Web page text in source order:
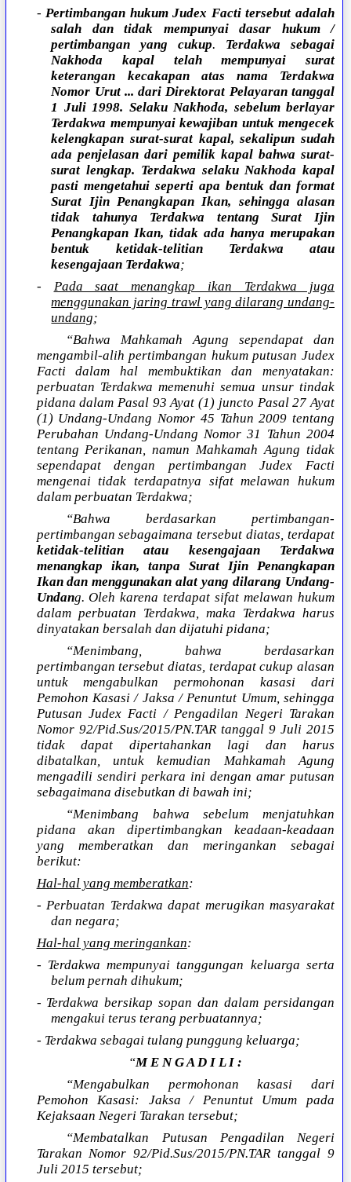
-Pertimbangan hukum Judex Facti tersebut adalah
salah dan tidak mempunyai dasar hukum /
pertimbangan yang cukup. Terdakwa sebagai
Nakhoda kapal telah mempunyai surat
keterangan kecakapan atas nama Terdakwa
Nomor Urut ... dari Direktorat Pelayaran tanggal
1 Juli 1998. Selaku Nakhoda, sebelum berlayar
Terdakwa mempunyai kewajiban untuk mengecek
kelengkapan surat-surat kapal, sekalipun sudah
ada penjelasan dari pemilik kapal bahwa surat-
surat lengkap. Terdakwa selaku Nakhoda kapal
pasti mengetahui seperti apa bentuk dan format
Surat Ijin Penangkapan Ikan, sehingga alasan
tidak tahunya Terdakwa tentang Surat Ijin
Penangkapan Ikan, tidak ada hanya merupakan
bentuk ketidak-telitian Terdakwa atau
kesengajaan Terdakwa;
- Pada saat menangkap ikan Terdakwa juga
menggunakan jaring trawl yang dilarang undang-
undang;
“Bahwa Mahkamah Agung sependapat dan
mengambil-alih pertimbangan hukum putusan Judex
Facti dalam hal membuktikan dan menyatakan:
perbuatan Terdakwa memenuhi semua unsur tindak
pidana dalam Pasal 93 Ayat (1) juncto Pasal 27 Ayat
(1) Undang-Undang Nomor 45 Tahun 2009 tentang
Perubahan Undang-Undang Nomor 31 Tahun 2004
tentang Perikanan, namun Mahkamah Agung tidak
sependapat dengan pertimbangan Judex Facti
mengenai tidak terdapatnya sifat melawan hukum
dalam perbuatan Terdakwa;
“Bahwa berdasarkan pertimbangan-
pertimbangan sebagaimana tersebut diatas, terdapat
ketidak-telitian atau kesengajaan Terdakwa
menangkap ikan, tanpa Surat Ijin Penangkapan
Ikan dan menggunakan alat yang dilarang Undang-
Undang. Oleh karena terdapat sifat melawan hukum
dalam perbuatan Terdakwa, maka Terdakwa harus
dinyatakan bersalah dan dijatuhi pidana;
“Menimbang, bahwa berdasarkan
pertimbangan tersebut diatas, terdapat cukup alasan
untuk mengabulkan permohonan kasasi dari
Pemohon Kasasi / Jaksa / Penuntut Umum, sehingga
Putusan Judex Facti / Pengadilan Negeri Tarakan
Nomor 92/Pid.Sus/2015/PN.TAR tanggal 9 Juli 2015
tidak dapat dipertahankan lagi dan harus
dibatalkan, untuk kemudian Mahkamah Agung
mengadili sendiri perkara ini dengan amar putusan
sebagaimana disebutkan di bawah ini;
“Menimbang bahwa sebelum menjatuhkan
pidana akan dipertimbangkan keadaan-keadaan
yang memberatkan dan meringankan sebagai
berikut:
Hal-hal yang memberatkan:
- Perbuatan Terdakwa dapat merugikan masyarakat
dan negara;
Hal-hal yang meringankan:
- Terdakwa mempunyai tanggungan keluarga serta
belum pernah dihukum;
- Terdakwa bersikap sopan dan dalam persidangan
mengakui terus terang perbuatannya;
- Terdakwa sebagai tulang punggung keluarga;
“M E N G A D I L I :
“Mengabulkan permohonan kasasi dari
Pemohon Kasasi: Jaksa / Penuntut Umum pada
Kejaksaan Negeri Tarakan tersebut;
“Membatalkan Putusan Pengadilan Negeri
Tarakan Nomor 92/Pid.Sus/2015/PN.TAR tanggal 9
Juli 2015 tersebut;